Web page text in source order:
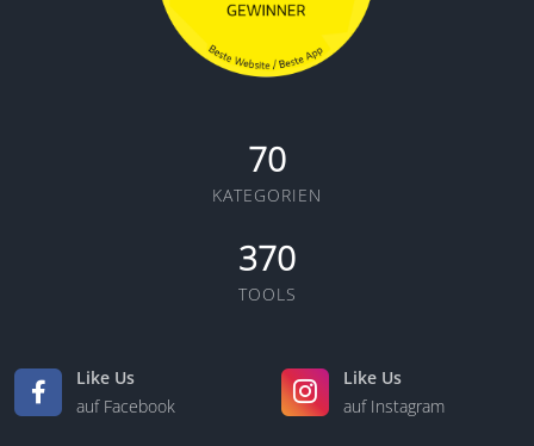
70
KATEGORIEN
370
TOOLS
Like Us
auf Facebook
Like Us
auf Instagram